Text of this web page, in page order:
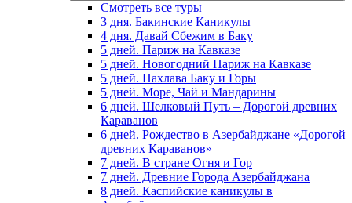
Смотреть все туры
3 дня. Бакинские Каникулы
4 дня. Давай Сбежим в Баку
5 дней. Париж на Кавказе
5 дней. Новогодний Париж на Кавказе
5 дней. Пахлава Баку и Горы
5 дней. Море, Чай и Мандарины
6 дней. Шелковый Путь – Дорогой древних
Караванов
6 дней. Рождество в Азербайджане «Дорогой
древних Караванов»
7 дней. В стране Огня и Гор
7 дней. Древние Города Азербайджана
8 дней. Каспийские каникулы в